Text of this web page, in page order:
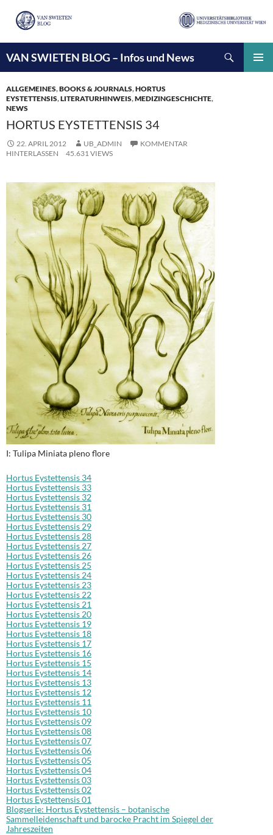
VAN SWIETEN BLOG – Infos und News
INHALT
SPRINGEN
ALLGEMEINES,BOOKS & JOURNALS,HORTUS
EYSTETTENSIS,LITERATURHINWEIS,MEDIZINGESCHICHTE,
NEWS
HORTUS EYSTETTENSIS 34
22. APRIL 2012 UB_ADMIN
KOMMENTAR
HINTERLASSEN
45.631 VIEWS
I: Tulipa Miniata pleno flore
Hortus Eystettensis 34
Hortus Eystettensis 33
Hortus Eystettensis 32
Hortus Eystettensis 31
Hortus Eystettensis 30
Hortus Eystettensis 29
Hortus Eystettensis 28
Hortus Eystettensis 27
Hortus Eystettensis 26
Hortus Eystettensis 25
Hortus Eystettensis 24
Hortus Eystettensis 23
Hortus Eystettensis 22
Hortus Eystettensis 21
Hortus Eystettensis 20
Hortus Eystettensis 19
Hortus Eystettensis 18
Hortus Eystettensis 17
Hortus Eystettensis 16
Hortus Eystettensis 15
Hortus Eystettensis 14
Hortus Eystettensis 13
Hortus Eystettensis 12
Hortus Eystettensis 11
Hortus Eystettensis 10
Hortus Eystettensis 09
Hortus Eystettensis 08
Hortus Eystettensis 07
Hortus Eystettensis 06
Hortus Eystettensis 05
Hortus Eystettensis 04
Hortus Eystettensis 03
Hortus Eystettensis 02
Hortus Eystettensis 01
Blogserie: Hortus Eystettensis – botanische
Sammelleidenschaft und barocke Pracht im Spiegel der
Jahreszeiten